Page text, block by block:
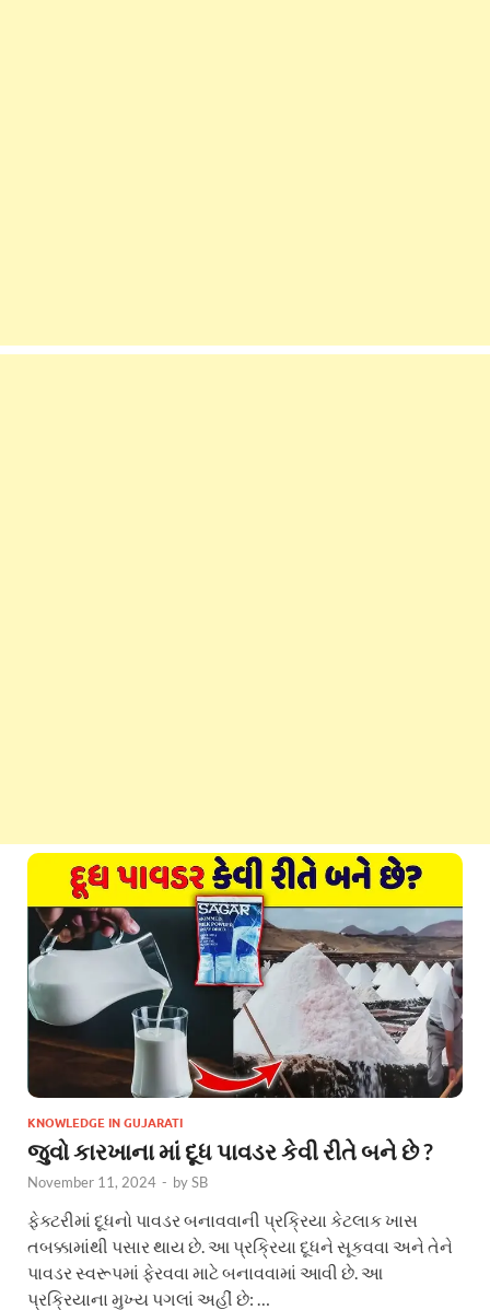
KNOWLEDGE IN GUJARATI
જુવો કારખાના માં દૂધ પાવડર કેવી રીતે બને છે ?
November 11, 2024 - bySB
ફેક્ટરીમાં દૂધનો પાવડર બનાવવાની પ્રક્રિયા કેટલાક ખાસ
તબક્કામાંથી પસાર થાય છે. આ પ્રક્રિયા દૂધને સૂકવવા અને તેને
પાવડર સ્વરૂપમાં ફેરવવા માટે બનાવવામાં આવી છે. આ
પ્રક્રિયાના મુખ્ય પગલાં અહીં છે: …